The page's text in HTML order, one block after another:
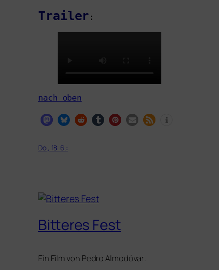
Trailer :
nach oben
Do., 18. 6.:
Bitteres Fest
Ein Film von Pedro Almodóvar.